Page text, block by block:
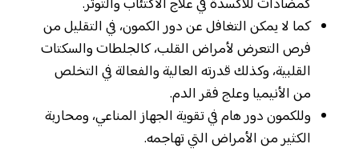
كمضادات للأكسدة في علاج الاكتئاب والتوتر.
كما لا يمكن التغافل عن دور الكمون، في التقليل من
فرص التعرض لأمراض القلب، كالجلطات والسكتات
القلبية، وكذلك قدرته العالية والفعالة في التخلص
من الأنيميا وعلج فقر الدم.
وللكمون دور هام في تقوية الجهاز المناعي، ومحاربة
الكثير من الأمراض التي تهاجمه.